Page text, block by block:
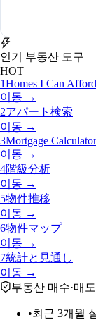
인기 부동산 도구
HOT
1Homes I Can Afford
이동 →
2アパート検索
이동 →
3Mortgage Calculator
이동 →
4階級分析
이동 →
5物件推移
이동 →
6物件マップ
이동 →
7統計と見通し
이동 →
부동산 매수·매
•최근 3개월